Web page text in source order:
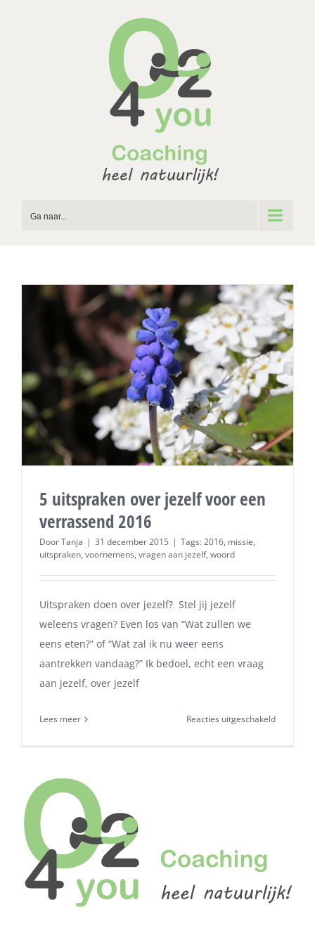
Ga naar...
5 uitspraken over jezelf voor een
verrassend 2016
DoorTanja | 31 december 2015 | Tags:2016, missie,
uitspraken, voornemens, vragen aan jezelf, woord
Uitspraken doen over jezelf? Stel jij jezelf
weleens vragen? Even los van “Wat zullen we
eens eten?” of “Wat zal ik nu weer eens
aantrekken vandaag?” Ik bedoel, echt een vraag
aan jezelf, over jezelf
Lees meer Reacties uitgeschakeldvoor